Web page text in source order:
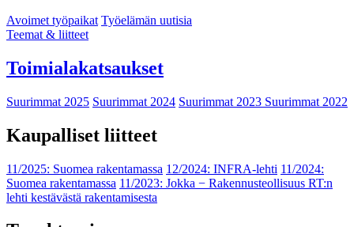
Avoimet työpaikat Työelämän uutisia
Teemat & liitteet
Toimialakatsaukset
Suurimmat 2025 Suurimmat 2024 Suurimmat 2023 Suurimmat 2022
Kaupalliset liitteet
11/2025: Suomea rakentamassa 12/2024: INFRA-lehti 11/2024:
Suomea rakentamassa 11/2023: Jokka − Rakennusteollisuus RT:n
lehti kestävästä rakentamisesta